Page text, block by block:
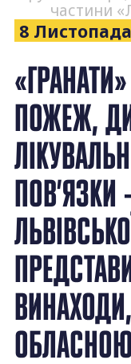
частини
8
ПОЖЕЖ,
ПОВ’ЯЗКИ